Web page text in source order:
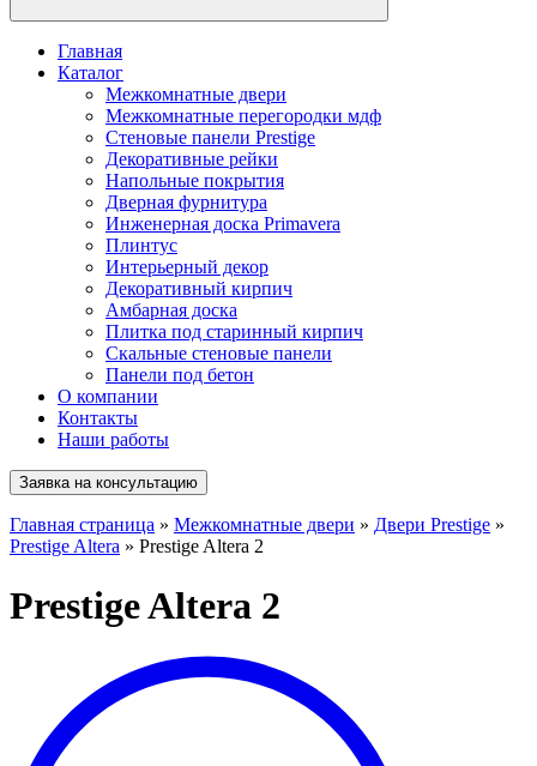
Главная
Каталог
Межкомнатные двери
Межкомнатные перегородки мдф
Стеновые панели Prestige
Декоративные рейки
Напольные покрытия
Дверная фурнитура
Инженерная доска Primavera
Плинтус
Интерьерный декор
Декоративный кирпич
Амбарная доска
Плитка под старинный кирпич
Скальные стеновые панели
Панели под бетон
О компании
Контакты
Наши работы
Заявка на консультацию
Главная страница » Межкомнатные двери » Двери Prestige »
Prestige Altera » Prestige Altera 2
Prestige Altera 2